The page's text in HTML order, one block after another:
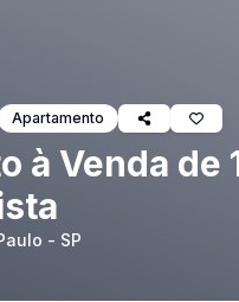
Apartamento
à Venda de
- SP